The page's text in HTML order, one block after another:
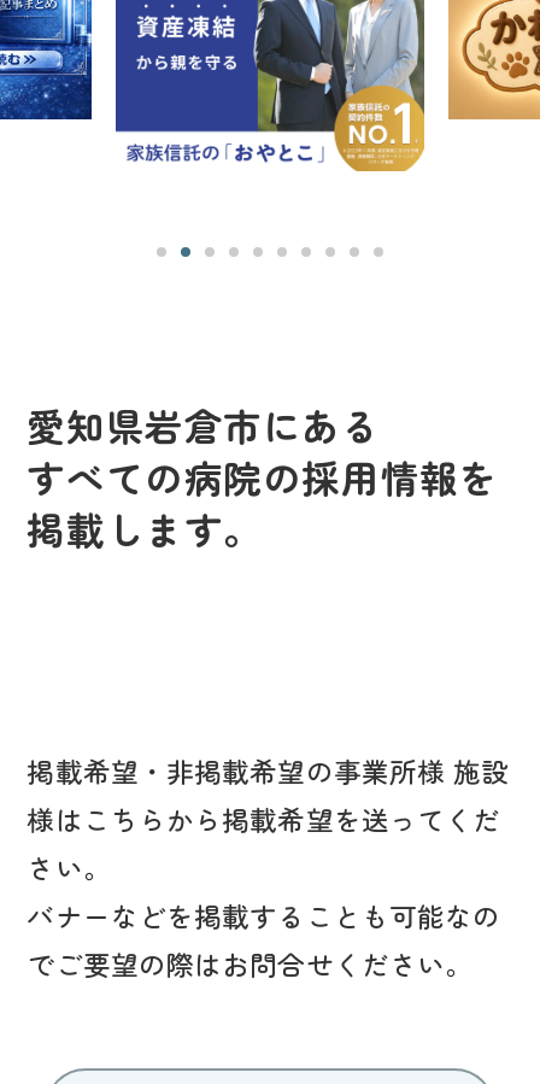
愛知県岩倉市にある
すべての病院の採用情報を
掲載します。
掲載希望・非掲載希望の事業所様 施設
様はこちらから掲載希望を送ってくだ
さい。
バナーなどを掲載することも可能なの
でご要望の際はお問合せください。